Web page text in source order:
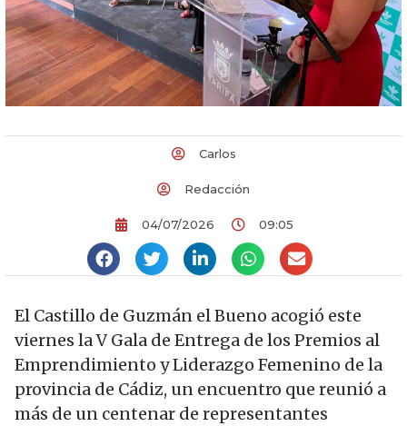
Carlos
Redacción
04/07/2026 09:05
El Castillo de Guzmán el Bueno acogió este
viernes la V Gala de Entrega de los Premios al
Emprendimiento y Liderazgo Femenino de la
provincia de Cádiz, un encuentro que reunió a
más de un centenar de representantes